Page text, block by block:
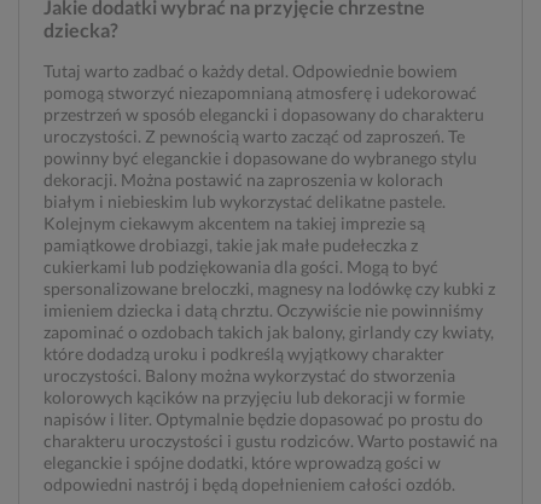
Jakie dodatki wybrać na przyjęcie chrzestne
dziecka?
Tutaj warto zadbać o każdy detal. Odpowiednie bowiem
pomogą stworzyć niezapomnianą atmosferę i udekorować
przestrzeń w sposób elegancki i dopasowany do charakteru
uroczystości. Z pewnością warto zacząć od zaproszeń. Te
powinny być eleganckie i dopasowane do wybranego stylu
dekoracji. Można postawić na zaproszenia w kolorach
białym i niebieskim lub wykorzystać delikatne pastele.
Kolejnym ciekawym akcentem na takiej imprezie są
pamiątkowe drobiazgi, takie jak małe pudełeczka z
cukierkami lub podziękowania dla gości. Mogą to być
spersonalizowane breloczki, magnesy na lodówkę czy kubki z
imieniem dziecka i datą chrztu. Oczywiście nie powinniśmy
zapominać o ozdobach takich jak balony, girlandy czy kwiaty,
które dodadzą uroku i podkreślą wyjątkowy charakter
uroczystości. Balony można wykorzystać do stworzenia
kolorowych kącików na przyjęciu lub dekoracji w formie
napisów i liter. Optymalnie będzie dopasować po prostu do
charakteru uroczystości i gustu rodziców. Warto postawić na
eleganckie i spójne dodatki, które wprowadzą gości w
odpowiedni nastrój i będą dopełnieniem całości ozdób.